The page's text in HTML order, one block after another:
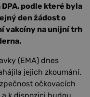
podle které byla
den žádost o
vakcíny na unijní trh
(EMA) dnes
jejich zkoumání.
očkovacích